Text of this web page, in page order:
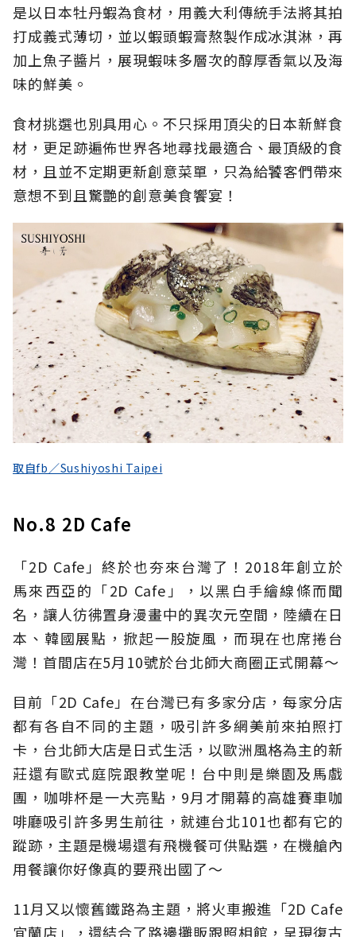
是以日本牡丹蝦為食材，用義大利傳統手法將其拍
打成義式薄切，並以蝦頭蝦膏熬製作成冰淇淋，再
加上魚子醬片，展現蝦味多層次的醇厚香氣以及海
味的鮮美。
食材挑選也別具用心。不只採用頂尖的日本新鮮食
材，更足跡遍佈世界各地尋找最適合、最頂級的食
材，且並不定期更新創意菜單，只為給饕客們帶來
意想不到且驚艷的創意美食饗宴！
取自fb／Sushiyoshi Taipei
No.8 2D Cafe
「2D Cafe」終於也夯來台灣了！2018年創立於
馬來西亞的「2D Cafe」，以黑白手繪線條而聞
名，讓人彷彿置身漫畫中的異次元空間，陸續在日
本、韓國展點，掀起一股旋風，而現在也席捲台
灣！首間店在5月10號於台北師大商圈正式開幕～
目前「2D Cafe」在台灣已有多家分店，每家分店
都有各自不同的主題，吸引許多網美前來拍照打
卡，台北師大店是日式生活，以歐洲風格為主的新
莊還有歐式庭院跟教堂呢！台中則是樂園及馬戲
團，咖啡杯是一大亮點，9月才開幕的高雄賽車咖
啡廳吸引許多男生前往，就連台北101也都有它的
蹤跡，主題是機場還有飛機餐可供點選，在機艙內
用餐讓你好像真的要飛出國了～
11月又以懷舊鐵路為主題，將火車搬進「2D Cafe
宜蘭店」，還結合了路邊攤販跟照相館，呈現復古